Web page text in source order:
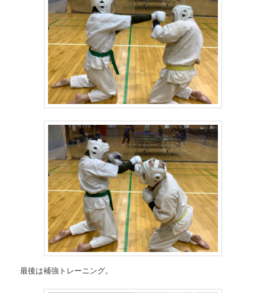
最後は補強トレーニング。